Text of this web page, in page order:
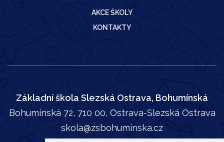
AKCE ŠKOLY
KONTAKTY
Základní škola Slezská Ostrava, Bohumínská
Bohumínská 72, 710 00, Ostrava-Slezská Ostrava
skola@zsbohuminska.cz